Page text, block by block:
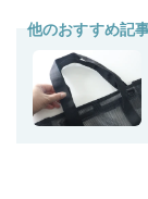
他のおすすめ記